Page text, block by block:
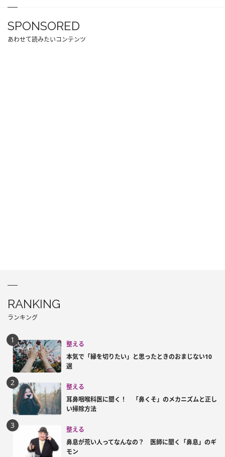
SPONSORED
あわせて読みたいコンテンツ
RANKING
ランキング
整える
本気で「縁を切りたい」と思ったときのおまじない10
選
整える
耳鼻咽喉科医に聞く！ 「鼻くそ」のメカニズムと正し
い掃除方法
整える
鼻息が荒い人ってなんなの？ 医師に聞く「鼻息」のギ
モン